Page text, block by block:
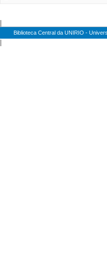
Biblioteca Central da UNIRIO -